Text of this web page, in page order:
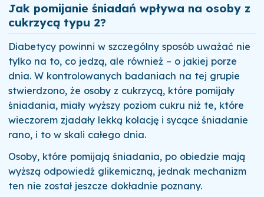
Jak pomijanie śniadań wpływa na osoby z
cukrzycą typu 2?
Diabetycy powinni w szczególny sposób uważać nie
tylko na to, co jedzą, ale również – o jakiej porze
dnia. W kontrolowanych badaniach na tej grupie
stwierdzono, że osoby z cukrzycą, które pomijały
śniadania, miały wyższy poziom cukru niż te, które
wieczorem zjadały lekką kolację i sycące śniadanie
rano, i to w skali całego dnia.
Osoby, które pomijają śniadania, po obiedzie mają
wyższą odpowiedź glikemiczną, jednak mechanizm
ten nie został jeszcze dokładnie poznany.